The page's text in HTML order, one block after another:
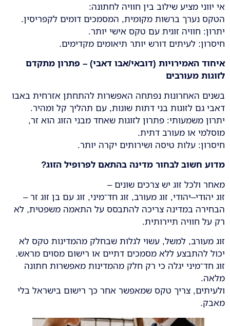
אי יווני מציע שילוב בין חוויה לחתונה:
הטקס נערך ברשות מקומית, המסמכים דומים לקפריסין.
יתרון: חוויה זוגית עם טקס אישי יותר.
חיסרון: לעיתים דורש יותר תיאומים מקדימים.
איחוד האמירויות (דובאי/אבו דאבי) – פתרון מתקדם
לזוגות מעורבים
בשנים האחרונות נפתחה האפשרות להתחתן אזרחית באבו
דאבי גם לזוגות בני דתות שונות, עם תהליך קל ומהיר.
יתרון משמעותי: פתרון לזוגות שאחד מבני הזוג הוא זר,
מוסלמי או מעורב דתית.
חיסרון: עלות טיסה ושירותים יקרה יותר.
מדוע חשוב לבחור מדינה בהתאם לפרופיל הזוג?
מאחר ולכל זוג יש צרכים שונים –
זוג יהודי–יהודי, זוג מעורב, זוג חד־מיני, זוג עם בן זוג זר –
הבחירה במדינה צריכה להתבסס על התאמה משפטית, לא
רק על חוויה תיירותית.
זוג מעורב, למשל, עשוי לגלות שבחלק מהמדינות טקס לא
יכול להתבצע ללא מסמכים דתיים או רישום מסוים מראש.
זוג חד־מיני יגלה כי רק חלק מהמדינות מאפשרות חתונה
מלאה.
ולעיתים, צריך טקס שמאפשר אחר כך רישום בישראל בלי
מאבק.